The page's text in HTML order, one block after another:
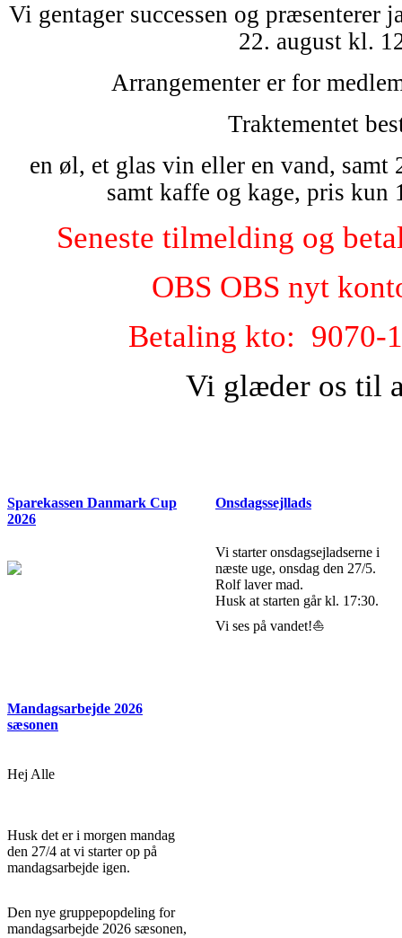
Vi gentager successen og præsenterer
22. august kl.
Arrangementer er for
Traktementet
en øl, et glas vin eller en vand, samt
samt kaffe og kage, pris kun
Seneste tilmelding og
OBS OBS nyt
Betaling kto: 9070-
Vi glæder os til
Sparekassen Danmark Cup
2026
Onsdagssejllads
Vi starter onsdagsejladserne i
næste uge, onsdag den 27/5.
Rolf laver mad.
Husk at starten går kl. 17:30.
Vi ses på vandet!⛵
Mandagsarbejde 2026
sæsonen
Hej Alle
Husk det er i morgen mandag
den 27/4 at vi starter op på
mandagsarbejde igen.
Den nye gruppepopdeling for
mandagsarbejde 2026 sæsonen,